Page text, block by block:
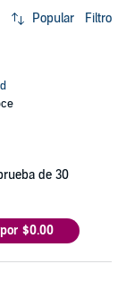
Popular Filtro
de 30
$0.00